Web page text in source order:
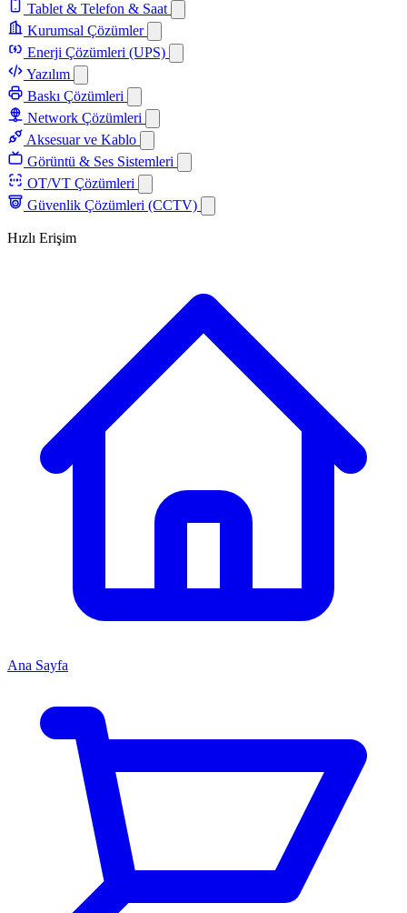
Tablet & Telefon & Saat
Kurumsal Çözümler
Enerji Çözümleri (UPS)
Yazılım
Baskı Çözümleri
Network Çözümleri
Aksesuar ve Kablo
Görüntü & Ses Sistemleri
OT/VT Çözümleri
Güvenlik Çözümleri (CCTV)
Hızlı Erişim
Ana Sayfa